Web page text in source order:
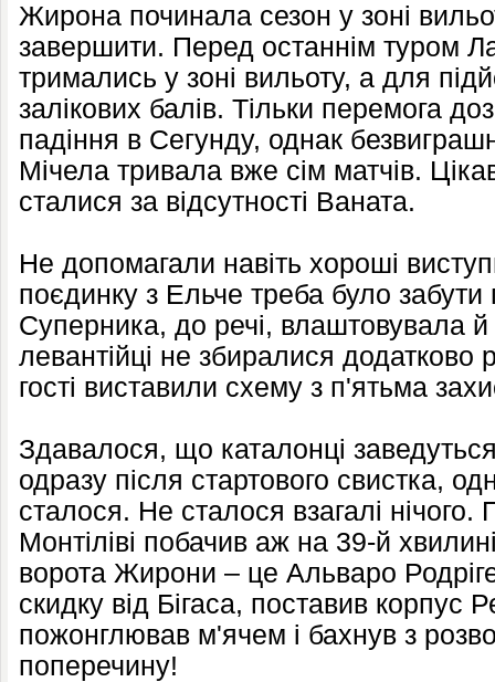
Жирона починала сезон у зоні
завершити. Перед останнім туром Ла
тримались у зоні вильоту, а для
залікових балів. Тільки перемога
падіння в Сегунду, однак
Мічела тривала вже сім матчів.
сталися за відсутності Ваната.
Не допомагали навіть хороші
поєдинку з Ельче треба було забути
Суперника, до речі, влаштовувала й
левантійці не збиралися додатково
гості виставили схему з п'ятьма
Здавалося, що каталонці
одразу після стартового свистка,
сталося. Не сталося взагалі
Монтіліві побачив аж на 39-й
ворота Жирони – це Альваро
скидку від Бігаса, поставив корпус
пожонглював м'ячем і бахнув з
поперечину!